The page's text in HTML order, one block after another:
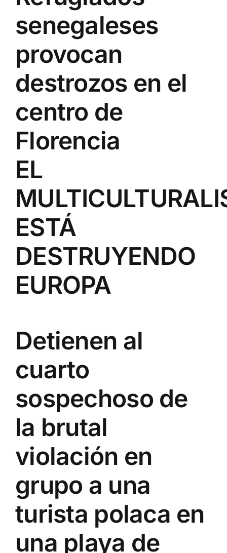
senegaleses
provocan
destrozos en el
centro de
Florencia
EL
ESTÁ
DESTRUYENDO
EUROPA
Detienen al
cuarto
sospechoso de
la brutal
violación en
grupo a una
turista polaca en
una playa de